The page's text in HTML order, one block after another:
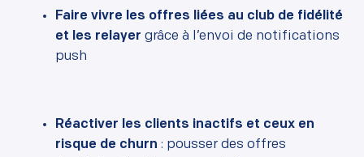
Faire vivre les offres liées au club de fidélité
et les relayer grâce à l’envoi de notifications
push
Réactiver les clients inactifs et ceux en
risque de churn : pousser des offres